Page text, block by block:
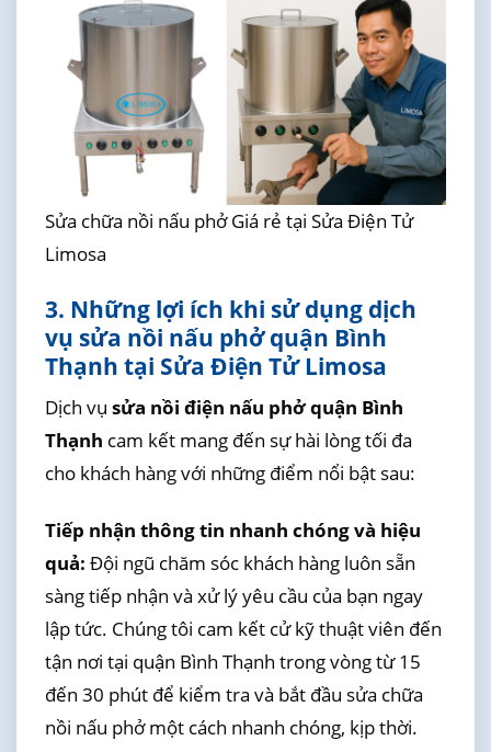
Sửa chữa nồi nấu phở Giá rẻ tại Sửa Điện Tử
Limosa
3. Những lợi ích khi sử dụng dịch
vụ sửa nồi nấu phở quận Bình
Thạnh tại Sửa Điện Tử Limosa
Dịch vụ sửa nồi điện nấu phở quận Bình
Thạnh cam kết mang đến sự hài lòng tối đa
cho khách hàng với những điểm nổi bật sau:
Tiếp nhận thông tin nhanh chóng và hiệu
quả: Đội ngũ chăm sóc khách hàng luôn sẵn
sàng tiếp nhận và xử lý yêu cầu của bạn ngay
lập tức. Chúng tôi cam kết cử kỹ thuật viên đến
tận nơi tại quận Bình Thạnh trong vòng từ 15
đến 30 phút để kiểm tra và bắt đầu sửa chữa
nồi nấu phở một cách nhanh chóng, kịp thời.